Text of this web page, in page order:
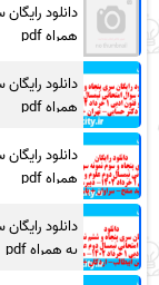
دانلود
همراه pdf
دانلود
همراه pdf
دانلود
همراه pdf
دانلود
به همراه pdf